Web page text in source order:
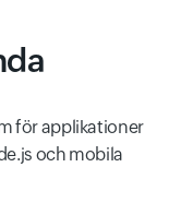
för applikationer
och mobila